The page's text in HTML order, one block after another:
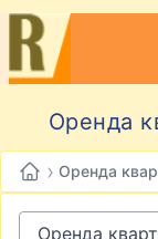
Оренда
› Оренда